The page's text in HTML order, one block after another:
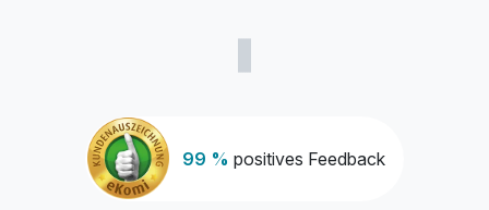
99 % positives Feedback